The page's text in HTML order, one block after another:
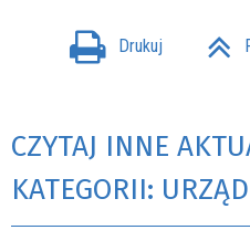
Drukuj
CZYTAJ INNE
KATEGORII: URZĄD